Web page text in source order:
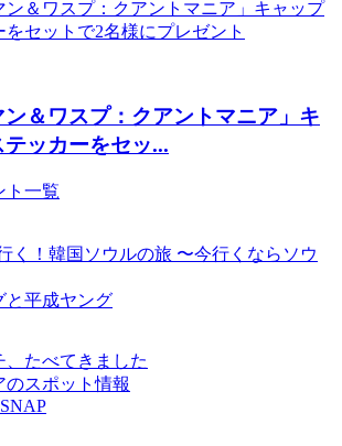
ン＆ワスプ：クアントマニア」キ
ッカーをセッ...
ト一覧